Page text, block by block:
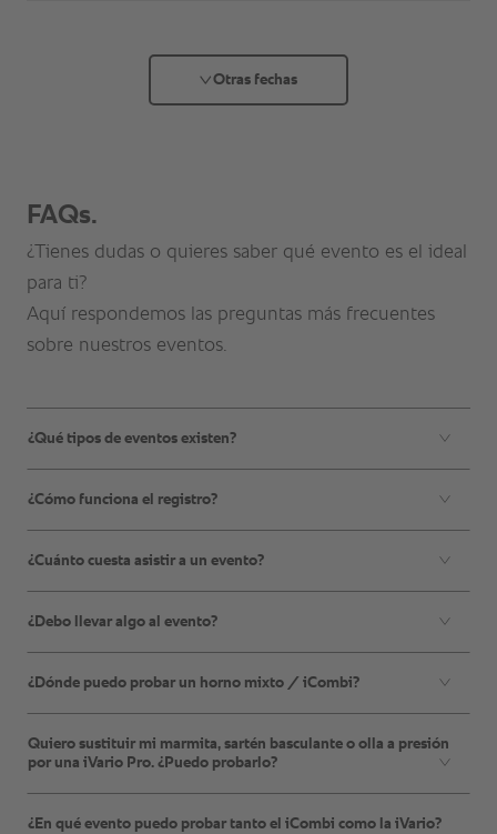
¿Qué tipos de eventos existen?
¿Cómo funciona el registro?
¿Cuánto cuesta asistir a un evento?
¿Debo llevar algo al evento?
¿Dónde puedo probar un horno mixto / iCombi?
Quiero sustituir mi marmita, sartén basculante o olla a presión
por una iVario Pro. ¿Puedo probarlo?
¿En qué evento puedo probar tanto el iCombi como la iVario?